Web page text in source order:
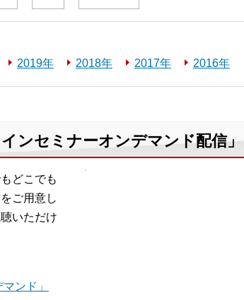
2019年 2018年 2017年 2016年
ンセミナーオンデマンド配信」
どこでも
ご用意し
いただけ
ンド」